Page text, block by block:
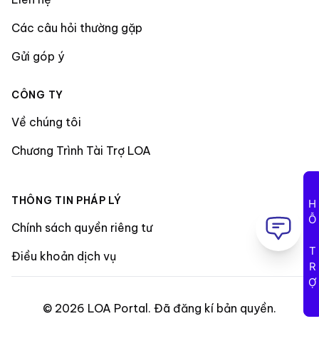
Các câu hỏi thường gặp
Gửi góp ý
CÔNG TY
Về chúng tôi
Chương Trình Tài Trợ LOA
THÔNG TIN PHÁP LÝ
Chính sách quyền riêng tư
Điều khoản dịch vụ
© 2026 LOA Portal . Đã đăng kí bản quyền.
HỖ TRỢ